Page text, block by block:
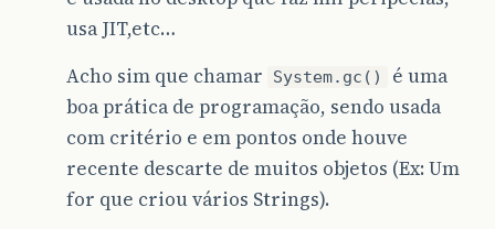
usa JIT,etc…
Acho sim que chamar
System.gc()
é uma
boa prática de programação, sendo usada
com critério e em pontos onde houve
recente descarte de muitos objetos (Ex: Um
for que criou vários Strings).